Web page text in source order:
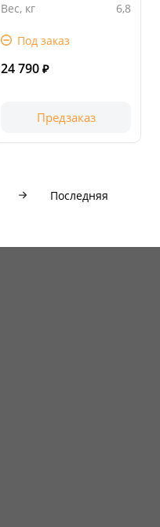
Вес, кг
6,8
упаковки,
мм Под заказ
24 790 ₽
Предзаказ
Последняя